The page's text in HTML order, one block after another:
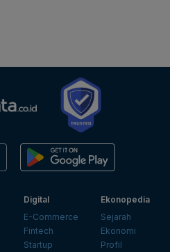
Digital
E-Commerce
Fintech
Startup
Ekonopedia
Sejarah
Ekonomi
Profil